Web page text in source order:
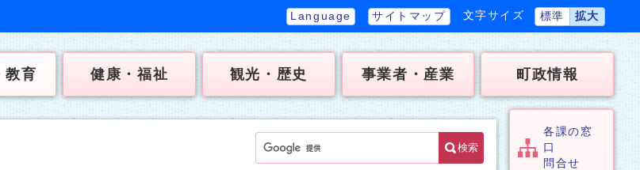
Language サイトマップ 文字サイズ 標準 拡大
教育 健康・福祉 観光・歴史 事業者・産業 町政情報
検索
各課の窓
口
問合せ